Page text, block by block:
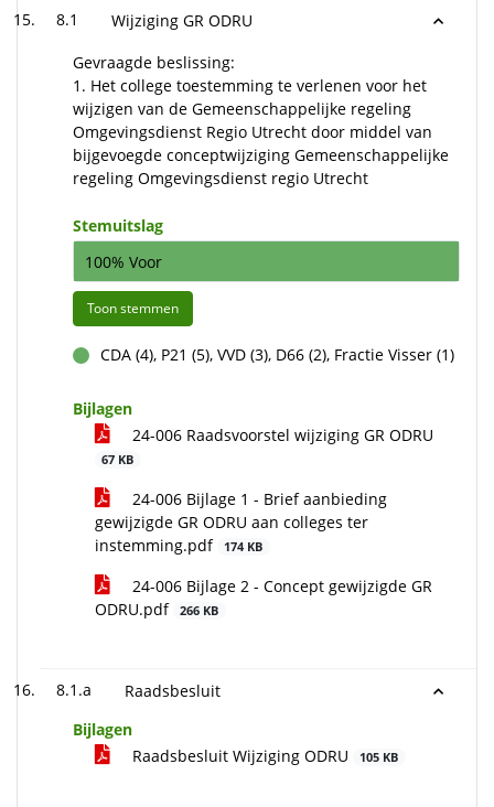
8.1
Wijziging GR ODRU
Gevraagde beslissing:
1. Het college toestemming te verlenen voor het
wijzigen van de Gemeenschappelijke regeling
Omgevingsdienst Regio Utrecht door middel van
bijgevoegde conceptwijziging Gemeenschappelijke
regeling Omgevingsdienst regio Utrecht
Stemuitslag
100% Voor
Toon stemmen
voor
CDA (4), P21 (5), VVD (3), D66 (2), Fractie Visser (1)
Bijlagen
24-006 Raadsvoorstel wijziging GR ODRU
67 KB
24-006 Bijlage 1 - Brief aanbieding
gewijzigde GR ODRU aan colleges ter
instemming.pdf
174 KB
24-006 Bijlage 2 - Concept gewijzigde GR
ODRU.pdf
266 KB
8.1.a
Raadsbesluit
Bijlagen
Raadsbesluit Wijziging ODRU
105 KB